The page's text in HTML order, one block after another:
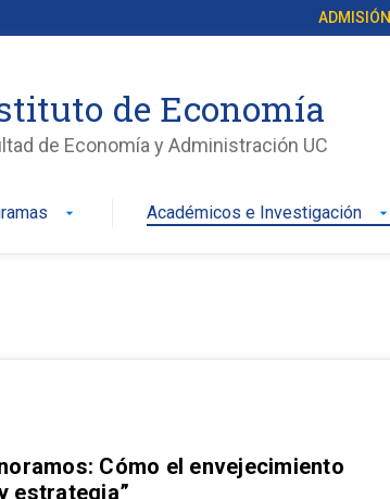
ADMISIÓN
de Economía
de Economía y Administración UC
arrow_drop_down Académicos e Investigación arrow_drop_down
Cómo el envejecimiento
estrategia”